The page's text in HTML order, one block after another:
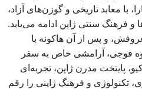
با معابد تاریخی و گوزن‌های آزاد،
و فرهنگ سنتی ژاپن ادامه می‌یابد.
و پس از آن هاکونه با
فوجی، آرامشی خاص به سفر
پایتخت مدرن ژاپن، تجربه‌ای
تکنولوژی و فرهنگ ژاپنی را رقم